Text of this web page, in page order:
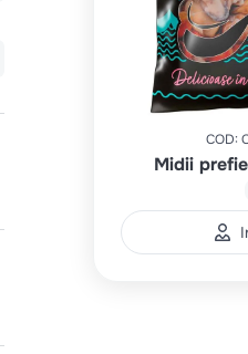
COD:
Midii